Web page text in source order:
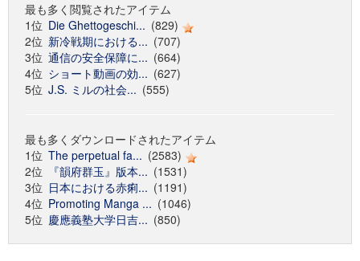
最も多く閲覧されたアイテム
1位 Die Ghettogeschi... (829)
2位 新冷戦期における... (707)
3位 通信の安全保障に... (664)
4位 ショート動画の効... (627)
5位 J.S. ミルの社会... (555)
最も多くダウンロードされたアイテム
1位 The perpetual fa... (2583)
2位
『韻府群玉』版本... (1531)
3位 日本における赤痢... (1191)
4位 Promoting Manga ... (1046)
5位 慶應義塾大学日吉... (850)